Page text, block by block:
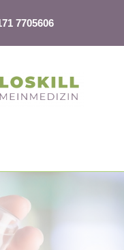
7705606